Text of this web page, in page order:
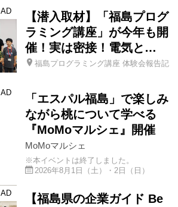
AD
【潜入取材】「福島プログ
ラミング講座」が今年も開
催！実は密接！電気と…
福島プログラミング講座 体験会報告記
AD
「エスパル福島」で楽しみ
ながら桃について学べる
『MoMoマルシェ』開催
MoMoマルシェ
※本イベントは終了しました。
2026年8月1日（土）・2日（日）
AD
【福島県の企業ガイド Be